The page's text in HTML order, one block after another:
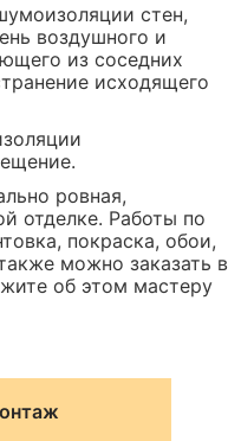
стен,
воздушного и
из соседних
исходящего
ровная,
отделке. Работы по
покраска, обои,
можно заказать в
об этом мастеру